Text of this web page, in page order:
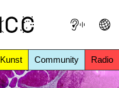
Kunst Community Radio